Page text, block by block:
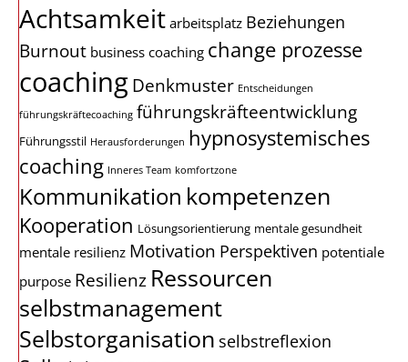
Achtsamkeit arbeitsplatz Beziehungen
Burnout business coaching change prozesse
coachingDenkmuster Entscheidungen
führungskräftecoaching führungskräfteentwicklung
Führungsstil Herausforderungen hypnosystemisches
coaching Inneres Team komfortzone
Kommunikation kompetenzen
Kooperation Lösungsorientierung mentale gesundheit
mentale resilienz Motivation Perspektiven potentiale
purpose Resilienz Ressourcen
selbstmanagement
Selbstorganisation selbstreflexion